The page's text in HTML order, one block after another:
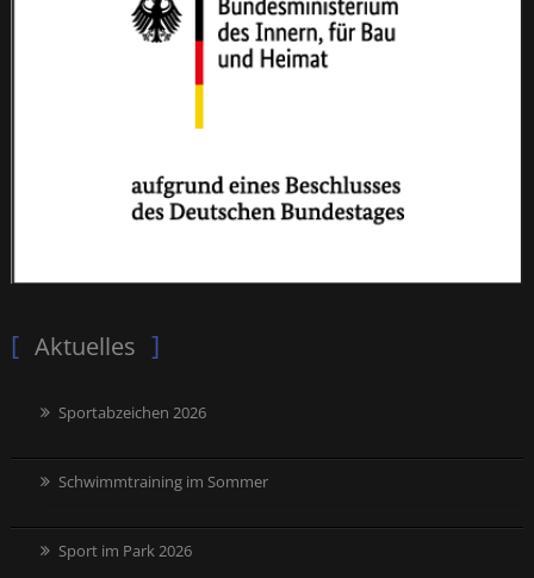
Aktuelles
Sportabzeichen 2026
Schwimmtraining im Sommer
Sport im Park 2026